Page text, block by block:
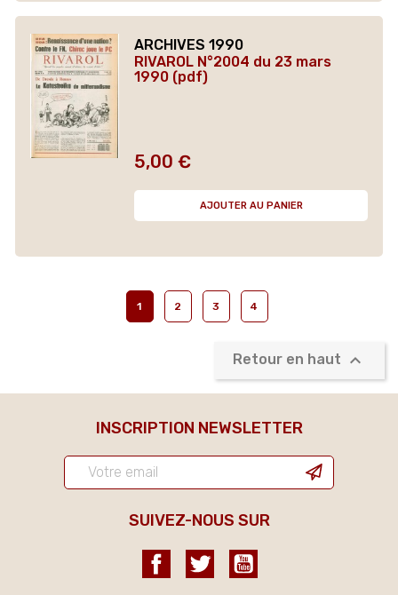
ARCHIVES 1990
RIVAROL N°2004 du 23 mars
1990 (pdf)
Prix
5,00 €
AJOUTER AU PANIER
1 2 3 4
Retour en haut 
INSCRIPTION NEWSLETTER
SUIVEZ-NOUS SUR
FacebookTwitter